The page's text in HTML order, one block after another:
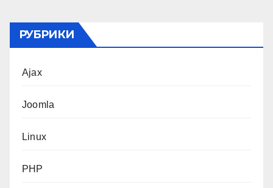
РУБРИКИ
Ajax
Joomla
Linux
PHP